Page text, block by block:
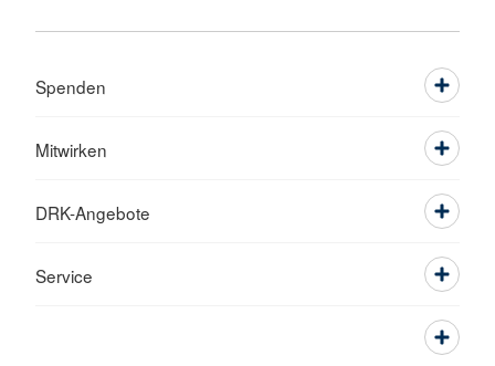
Spenden
Mitwirken
DRK-Angebote
Service